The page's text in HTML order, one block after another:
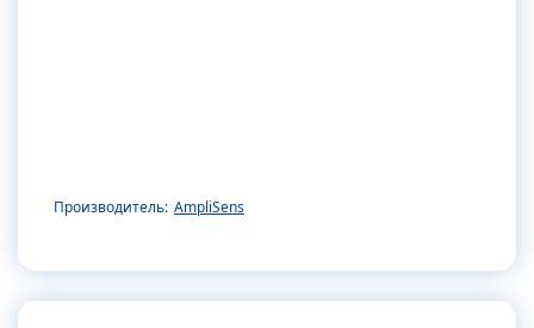
Производитель: AmpliSens